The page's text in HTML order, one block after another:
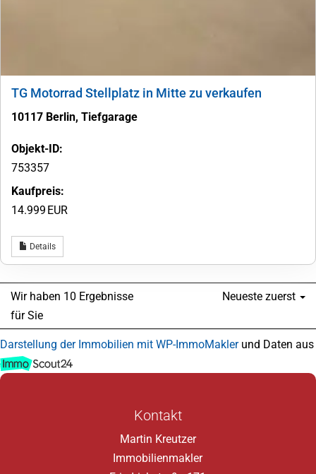
TG Motorrad Stellplatz in Mitte zu verkaufen
10117 Berlin, Tiefgarage
Objekt-ID:
753357
Kaufpreis:
14.999 EUR
Details
Wir haben 10 Ergebnisse
für Sie
Neueste zuerst
Darstellung der Immobilien mit WP-ImmoMaklerund Daten aus
Kontakt
Martin Kreutzer
Immobilienmakler